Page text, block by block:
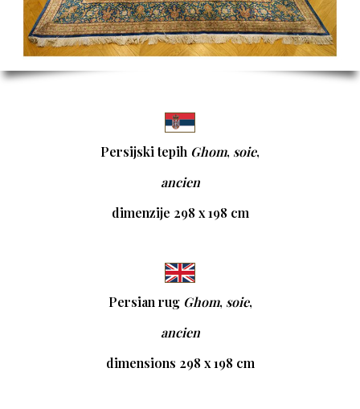
Persijski tepih Ghom, soie,
ancien
dimenzije 298 x 198 cm
Persian rug Ghom,soie,
ancien
dimensions 298 x 198 cm